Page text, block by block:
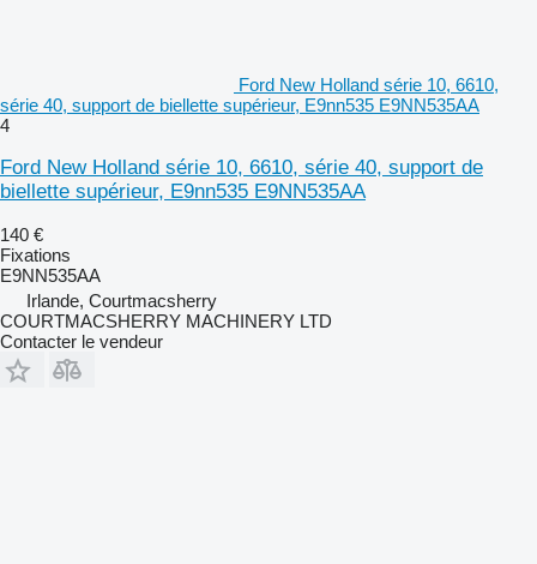
Ford New Holland série 10, 6610,
série 40, support de biellette supérieur, E9nn535 E9NN535AA
4
Ford New Holland série 10, 6610, série 40, support de
biellette supérieur, E9nn535 E9NN535AA
140 €
Fixations
E9NN535AA
Irlande, Courtmacsherry
COURTMACSHERRY MACHINERY LTD
Contacter le vendeur